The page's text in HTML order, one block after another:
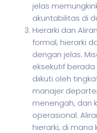
jelas
akuntabilitas di
Hierarki dan
formal, hierarki
dengan jelas.
eksekutif berada
diikuti oleh
manajer
menengah, dan
operasional.
hierarki, di